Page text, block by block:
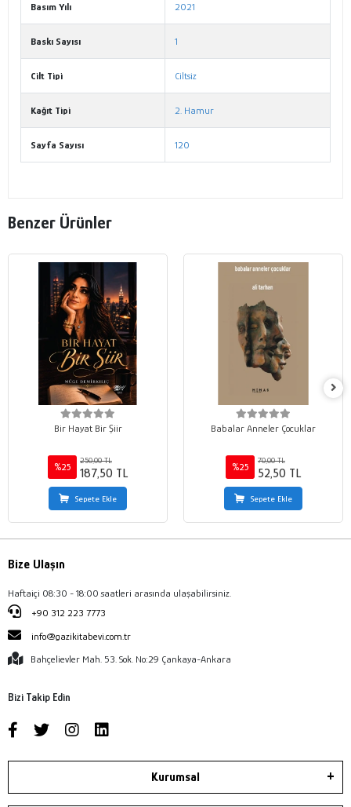
Basım Yılı 2021
Baskı Sayısı 1
Cilt Tipi Ciltsiz
Kağıt Tipi 2. Hamur
Sayfa Sayısı 120
Benzer Ürünler
Bir Hayat Bir Şiir
%25
250,00 TL
187,50 TL
Sepete Ekle
Babalar Anneler Çocuklar
%25
70,00 TL
52,50 TL
Sepete Ekle
Bize Ulaşın
Haftaiçi 08:30 - 18:00 saatleri arasında ulaşabilirsiniz.
+90 312 223 7773
info@gazikitabevi.com.tr
Bahçelievler Mah. 53. Sok. No:29 Çankaya-Ankara
Bizi Takip Edin
Kurumsal